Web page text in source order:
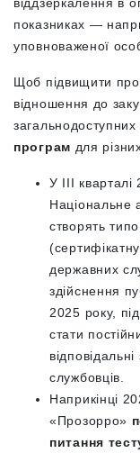
показниках —
уповноваженої
Щоб підвищити
відношення до
загальнодоступних
програм для
У ІІІ
Національне
створять
державних
здійснення
2025 року,
стати
службовців.
Наприкінці
«Прозорро»
питання